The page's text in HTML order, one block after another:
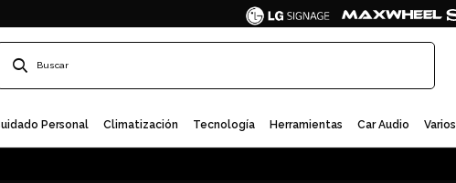
Cuidado Personal Climatización Tecnología Herramientas Car Audio Varios